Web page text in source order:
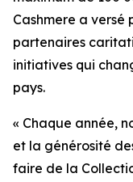
Cashmere a versé
partenaires
initiatives qui
pays.
« Chaque année,
et la générosité
faire de la